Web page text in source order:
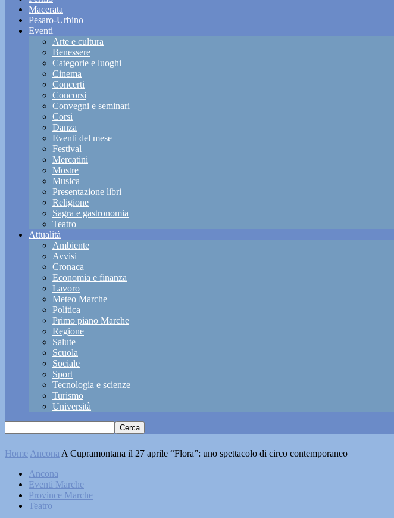
Macerata
Pesaro-Urbino
Eventi
Arte e cultura
Benessere
Categorie e luoghi
Cinema
Concerti
Concorsi
Convegni e seminari
Corsi
Danza
Eventi del mese
Festival
Mercatini
Mostre
Musica
Presentazione libri
Religione
Sagra e gastronomia
Teatro
Attualità
Ambiente
Avvisi
Cronaca
Economia e finanza
Lavoro
Meteo Marche
Politica
Primo piano Marche
Regione
Salute
Scuola
Sociale
Sport
Tecnologia e scienze
Turismo
Università
Home Ancona A Cupramontana il 27 aprile “Flora”: uno spettacolo di circo contemporaneo
Ancona
Eventi Marche
Province Marche
Teatro